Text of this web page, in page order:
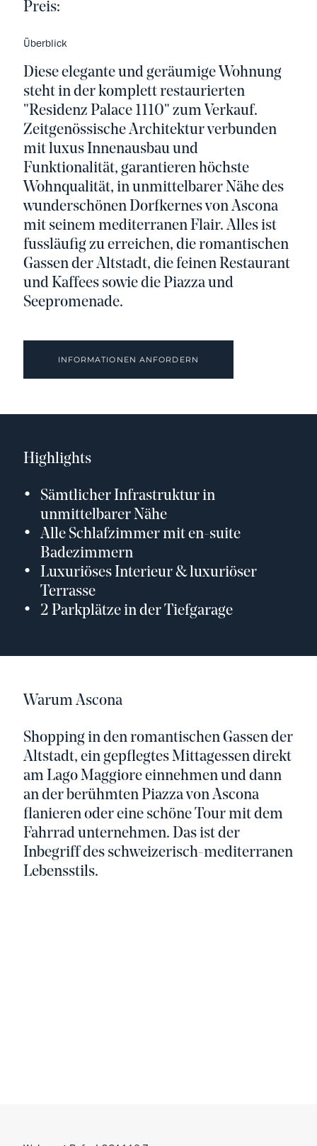
Preis:
Überblick
Diese elegante und geräumige Wohnung
steht in der komplett restaurierten
"Residenz Palace 1110" zum Verkauf.
Zeitgenössische Architektur verbunden
mit luxus Innenausbau und
Funktionalität, garantieren höchste
Wohnqualität, in unmittelbarer Nähe des
wunderschönen Dorfkernes von Ascona
mit seinem mediterranen Flair. Alles ist
fussläufig zu erreichen, die romantischen
Gassen der Altstadt, die feinen Restaurant
und Kaffees sowie die Piazza und
Seepromenade.
INFORMATIONEN ANFORDERN
Highlights
Sämtlicher Infrastruktur in
unmittelbarer Nähe
Alle Schlafzimmer mit en-suite
Badezimmern
Luxuriöses Interieur & luxuriöser
Terrasse
2 Parkplätze in der Tiefgarage
Warum Ascona
Shopping in den romantischen Gassen der
Altstadt, ein gepflegtes Mittagessen direkt
am Lago Maggiore einnehmen und dann
an der berühmten Piazza von Ascona
flanieren oder eine schöne Tour mit dem
Fahrrad unternehmen. Das ist der
Inbegriff des schweizerisch-mediterranen
Lebensstils.